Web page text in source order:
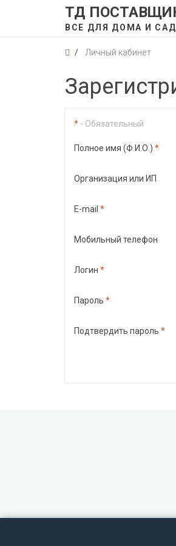
ТД
ВСЕ ДЛЯ ДОМА И
Личный кабинет
* - Обязательный
Полное имя (Ф.И.О.) *
Организация или ИП
E-mail *
Мобильный телефон
Логин *
Пароль *
Подтвердить пароль *